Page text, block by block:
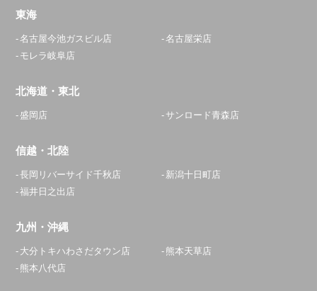
東海
名古屋今池ガスビル店
名古屋栄店
モレラ岐阜店
北海道・東北
盛岡店 サンロード青森店
信越・北陸
長岡リバーサイド千秋店
新潟十日町店
福井日之出店
九州・沖縄
大分トキハわさだタウン店
熊本天草店
熊本八代店